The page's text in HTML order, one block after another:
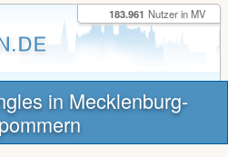
183.961 Nutzer in MV
in Mecklenburg-